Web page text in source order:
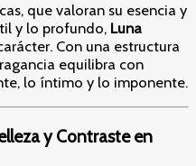
que valoran su esencia y
y lo profundo, Luna
Con una estructura
equilibra con
lo íntimo y lo imponente.
y Contraste en